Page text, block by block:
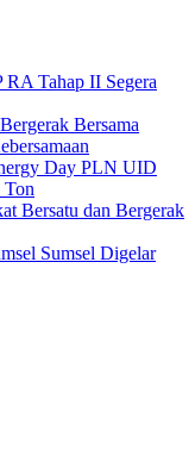
Tahap II Segera
Bersama
Day PLN UID
Ton
Bersatu dan Bergerak
Sumsel Digelar